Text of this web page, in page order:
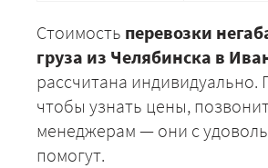
Стоимость перевозки
груза из Челябинска в
рассчитана индивидуально.
чтобы узнать цены,
менеджерам — они с
помогут.